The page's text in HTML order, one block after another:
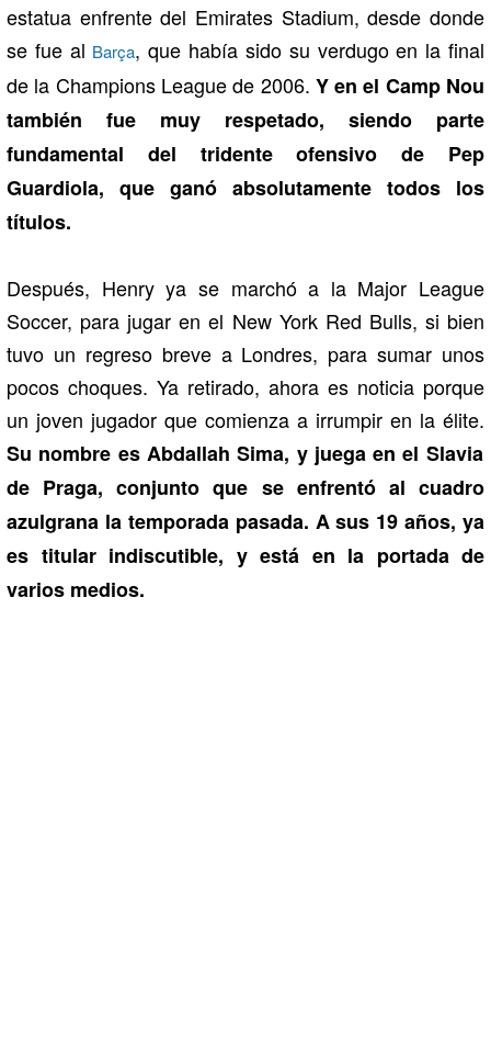
estatua enfrente del Emirates Stadium, desde donde
se fue al Barça, que había sido su verdugo en la final
de la Champions League de 2006. Y en el Camp Nou
también fue muy respetado, siendo parte
fundamental del tridente ofensivo de Pep
Guardiola, que ganó absolutamente todos los
títulos.
Después, Henry ya se marchó a la Major League
Soccer, para jugar en el New York Red Bulls, si bien
tuvo un regreso breve a Londres, para sumar unos
pocos choques. Ya retirado, ahora es noticia porque
un joven jugador que comienza a irrumpir en la élite.
Su nombre es Abdallah Sima, y juega en el Slavia
de Praga, conjunto que se enfrentó al cuadro
azulgrana la temporada pasada. A sus 19 años, ya
es titular indiscutible, y está en la portada de
varios medios.